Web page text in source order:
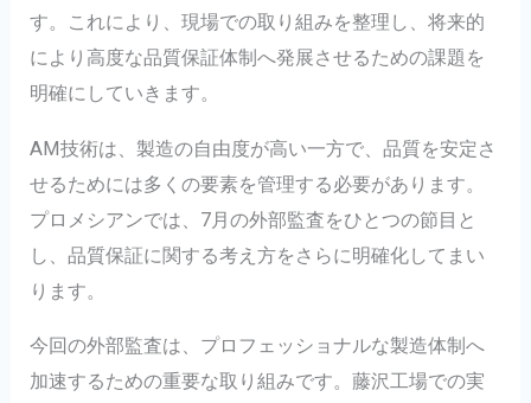
す。これにより、現場での取り組みを整理し、将来的
により高度な品質保証体制へ発展させるための課題を
明確にしていきます。
AM技術は、製造の自由度が高い一方で、品質を安定さ
せるためには多くの要素を管理する必要があります。
プロメシアンでは、7月の外部監査をひとつの節目と
し、品質保証に関する考え方をさらに明確化してまい
ります。
今回の外部監査は、プロフェッショナルな製造体制へ
加速するための重要な取り組みです。藤沢工場での実